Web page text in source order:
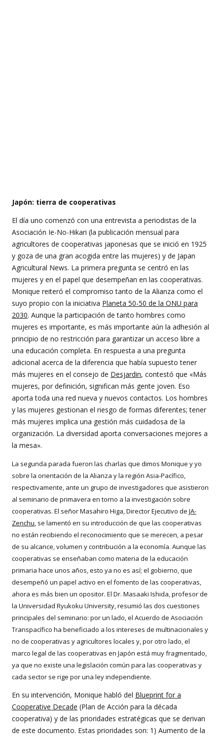
Japón: tierra de cooperativas
El día uno comenzó con una entrevista a periodistas de la
Asociación Ie-No-Hikari (la publicación mensual para
agricultores de cooperativas japonesas que se inició en 1925
y goza de una gran acogida entre las mujeres) y de Japan
Agricultural News. La primera pregunta se centró en las
mujeres y en el papel que desempeñan en las cooperativas.
Monique reiteró el compromiso tanto de la Alianza como el
suyo propio con la iniciativa Planeta 50-50 de la ONU para
2030. Aunque la participación de tanto hombres como
mujeres es importante, es más importante aún la adhesión al
principio de no restricción para garantizar un acceso libre a
una educación completa. En respuesta a una pregunta
adicional acerca de la diferencia que había supuesto tener
más mujeres en el consejo de Desjardin, contestó que «Más
mujeres, por definición, significan más gente joven. Eso
aporta toda una red nueva y nuevos contactos. Los hombres
y las mujeres gestionan el riesgo de formas diferentes; tener
más mujeres implica una gestión más cuidadosa de la
organización. La diversidad aporta conversaciones mejores a
la mesa».
La segunda parada fueron las charlas que dimos Monique y yo
sobre la orientación de la Alianza y la región Asia-Pacífico,
respectivamente, ante un grupo de investigadores que asistieron
al seminario de primavera en torno a la investigación sobre
cooperativas. El señor Masahiro Higa, Director Ejecutivo de JA-
Zenchu, se lamentó en su introducción de que las cooperativas
no están recibiendo el reconocimiento que se merecen, a pesar
de su alcance, volumen y contribución a la economía. Aunque las
cooperativas se enseñaban como materia de la educación
primaria hace unos años, esto ya no es así; el gobierno, que
desempeñó un papel activo en el fomento de las cooperativas,
ahora es más bien un opositor. El Dr. Masaaki Ishida, profesor de
la Universidad Ryukoku University, resumió las dos cuestiones
principales del seminario: por un lado, el Acuerdo de Asociación
Transpacífico ha beneficiado a los intereses de multinacionales y
no de cooperativas y agricultores locales y, por otro lado, el
marco legal de las cooperativas en Japón está muy fragmentado,
ya que no existe una legislación común para las cooperativas y
cada sector se rige por una ley independiente.
En su intervención, Monique habló del Blueprint for a
Cooperative Decade (Plan de Acción para la década
cooperativa) y de las prioridades estratégicas que se derivan
de este documento. Estas prioridades son: 1) Aumento de la